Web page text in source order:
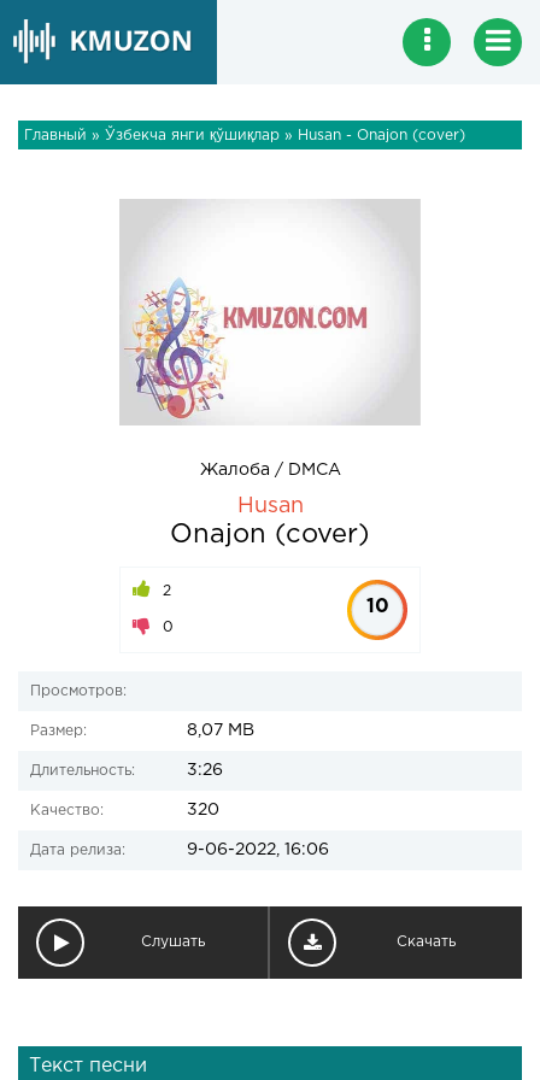
Главный » Ўзбекча янги қўшиқлар » Husan - Onajon (cover)
Жалоба / DMCA
Husan
Onajon (cover)
2
0
10
Просмотров:
Размер: 8,07 MB
Длительность: 3:26
Качество: 320
Дата релиза: 9-06-2022, 16:06
Слушать Скачать
Текст песни